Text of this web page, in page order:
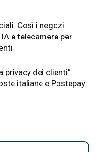
Così i negozi
e telecamere per
privacy dei clienti”:
italiane e Postepay